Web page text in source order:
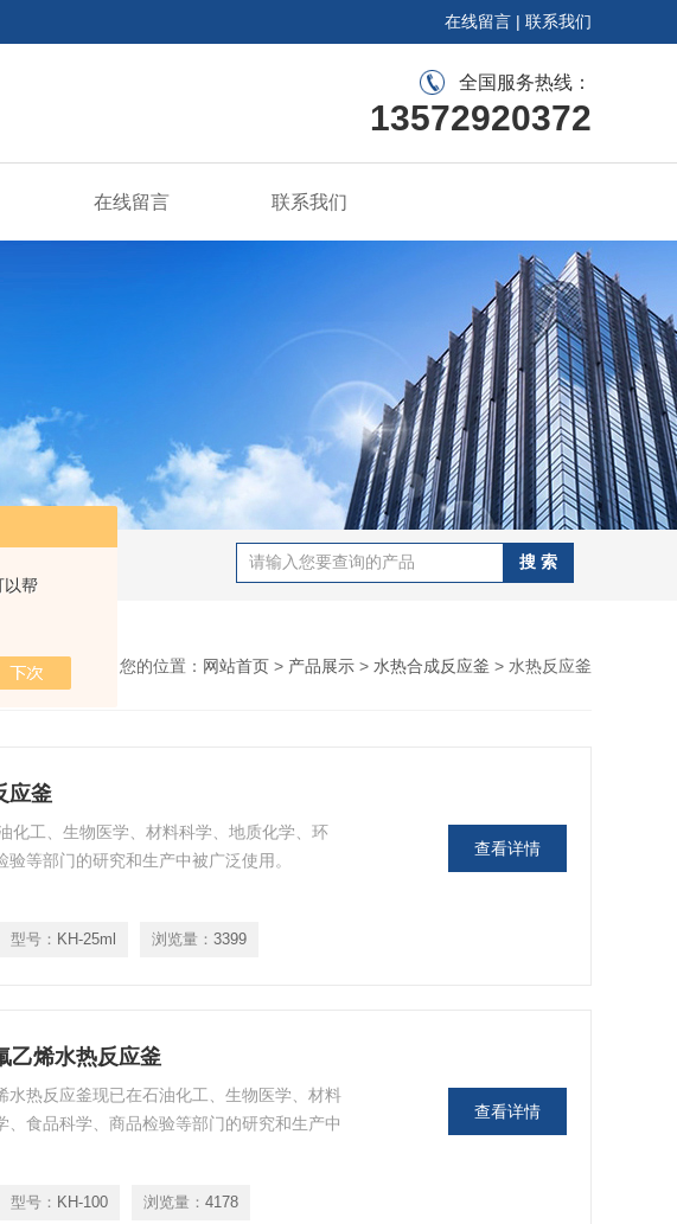
以帮
在线留言 | 联系我们
全国服务热线：
13572920372
在线留言 联系我们
您的位置： 网站首页 > 产品展示 > 水热合成反应釜 > 水热反应釜
应釜
化工、生物医学、材料科学、地质化学、环
等部门的研究和生产中被广泛使用。
型号： KH-25ml 浏览量： 3399
查看详情
乙烯水热反应釜
水热反应釜现已在石油化工、生物医学、材料
、食品科学、商品检验等部门的研究和生产中
型号： KH-100 浏览量： 4178
查看详情